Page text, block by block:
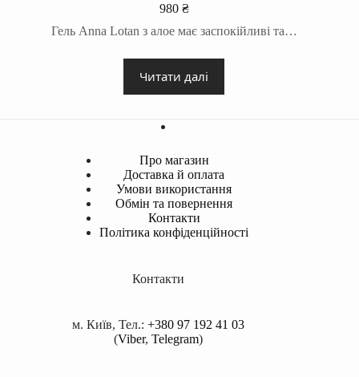
980 ₴
Гель Anna Lotan з алое має заспокійливі та…
Читати далі
Про магазин
Доставка й оплата
Умови використання
Обмін та повернення
Контакти
Політика конфіденційності
Контакти
м. Київ, Тел.: +380 97 192 41 03
(Viber, Telegram)